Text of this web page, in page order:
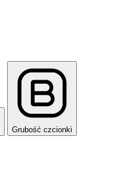
Grubość czcionki